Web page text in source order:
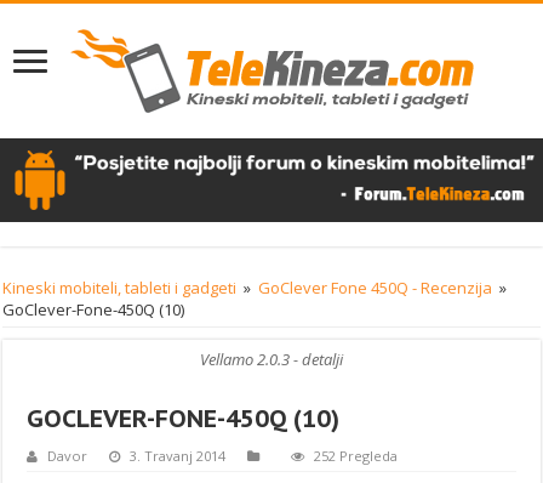
Kineski mobiteli, tableti i gadgeti » GoClever Fone 450Q - Recenzija »
GoClever-Fone-450Q (10)
Vellamo 2.0.3 - detalji
GOCLEVER-FONE-450Q (10)
Davor 3. Travanj 2014 252 Pregleda